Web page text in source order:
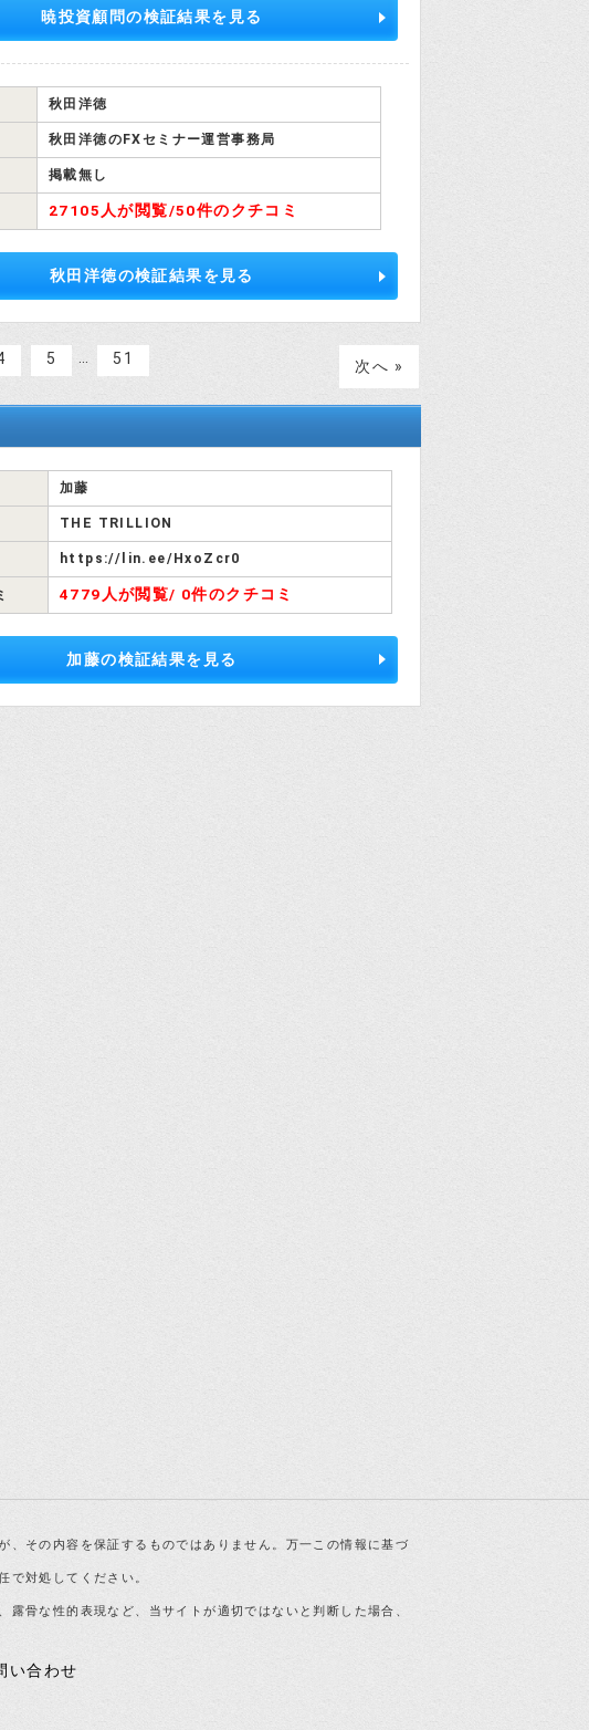
暁投資顧問の検証結果を見る
秋田洋徳
秋田洋徳のFXセミナー運営事務局
掲載無し
27105人が閲覧/50件のクチコミ
秋田洋徳の検証結果を見る
5 … 51 次へ »
加藤
THE TRILLION
https://lin.ee/HxoZcr0
4779人が閲覧/ 0件のクチコミ
加藤の検証結果を見る
その内容を保証するものではありません。万一この情報に基づ
で対処してください。
骨な性的表現など、当サイトが適切ではないと判断した場合、
い合わせ